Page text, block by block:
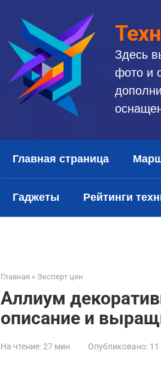
Здесь
фото и
Главная страница
Гаджеты Рейтинги
Главная » Эксперт цен
Аллиум
описание и
На чтение:27 мин Опубликовано: 11